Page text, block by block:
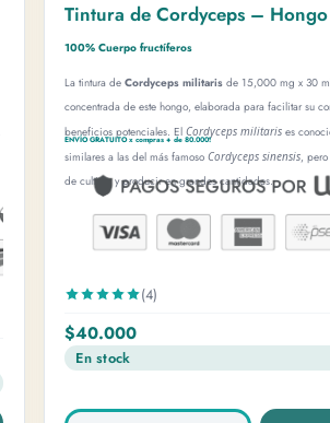
Tintura de Cordyceps –
100% Cuerpo fructíferos
La tintura deCordyceps militaris de 15,000 mg x 30
concentrada de este hongo, elaborada para facilitar su
beneficios potenciales. ElCordyceps militaris es
similares a las del más famosoCordyceps sinensis,
de cultivar y producir en grandes cantidades.
ENVÍO GRATUITO x compras + de 80.000!
(4)
$40.000
En stock